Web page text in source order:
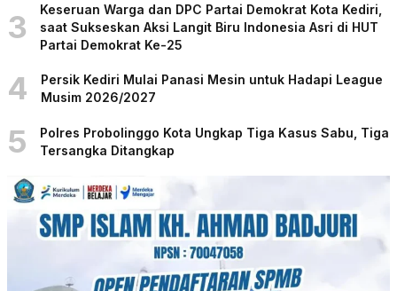
3
Keseruan Warga dan DPC Partai Demokrat Kota Kediri,
saat Sukseskan Aksi Langit Biru Indonesia Asri di HUT
Partai Demokrat Ke-25
4
Persik Kediri Mulai Panasi Mesin untuk Hadapi League
Musim 2026/2027
5
Polres Probolinggo Kota Ungkap Tiga Kasus Sabu, Tiga
Tersangka Ditangkap